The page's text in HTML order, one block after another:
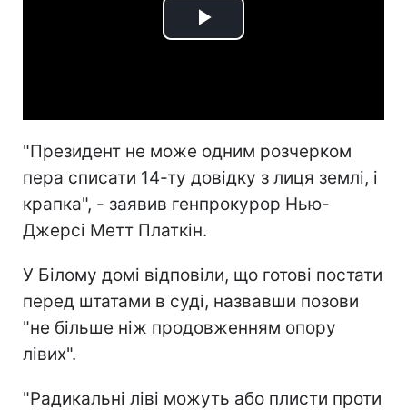
Play
"Президент не може одним розчерком
пера списати 14-ту довідку з лиця землі, і
крапка", - заявив генпрокурор Нью-
Джерсі Метт Платкін.
У Білому домі відповіли, що готові постати
перед штатами в суді, назвавши позови
"не більше ніж продовженням опору
лівих".
"Радикальні ліві можуть або плисти проти